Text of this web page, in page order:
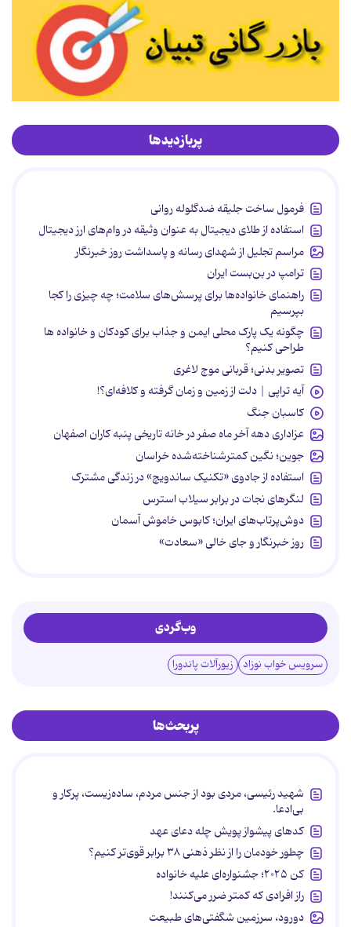
پربازدیدها
فرمول ساخت جلیقه ضدگلوله روانی
استفاده از طلای دیجیتال به عنوان وثیقه در وام‌های ارز دیجیتال
مراسم تجلیل از شهدای رسانه و پاسداشت روز خبرنگار
ترامپ در بن‌بست ایران
راهنمای خانواده‌ها برای پرسش‌های سلامت؛ چه چیزی را کجا
بپرسیم
چگونه یک پارک محلی ایمن و جذاب برای کودکان و خانواده ها
طراحی کنیم؟
تصویر بدنی؛ قربانی موج لاغری
آیه تراپی | دلت از زمین و زمان گرفته و کلافه‌ای؟!
کاسبان جنگ
عزاداری دهه آخر ماه صفر در خانه تاریخی پنبه کاران اصفهان
جوین؛ نگین کمترشناخته‌شده خراسان
استفاده از جادوی «تکنیک ساندویچ» در زندگی مشترک
لنگرهای نجات در برابر سیلاب استرس
دوش‌پرتاب‌های ایران؛ کابوس خاموش آسمان
روز خبرنگار و جای خالی «سعادت»
وب‌گردی
سرویس خواب نوزاد زیورآلات پاندورا
پربحث‌ها
شهید رئیسی، مردی بود از جنس مردم، ساده‌زیست، پرکار و
بی‌ادعا.
کدهای پیشواز پویش چله دعای عهد
چطور خودمان را از نظر ذهنی ۳۸ برابر قوی‌تر کنیم؟
کن ۲۰۲۵؛ جشنواره‌ای علیه خانواده
راز افرادی که کمتر ضرر می‌کنند!
دورود، سرزمین شگفتی‌های طبیعت